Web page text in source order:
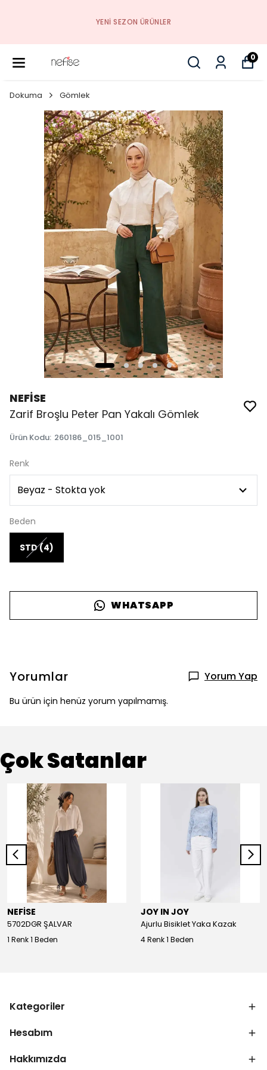
YENI SEZON ÜRÜNLER
0
Dokuma Gömlek
NEFİSE
Zarif Broşlu Peter Pan Yakalı Gömlek
Ürün Kodu: 260186_015_1001
Renk
Beden
STD (4)
WHATSAPP
Yorumlar Yorum Yap
Bu ürün için henüz yorum yapılmamış.
Çok Satanlar
NEFİSE
5702DGR ŞALVAR
1 Renk 1 Beden
JOY IN JOY
Ajurlu Bisiklet Yaka Kazak
4 Renk 1 Beden
Kategoriler
Hesabım
Hakkımızda